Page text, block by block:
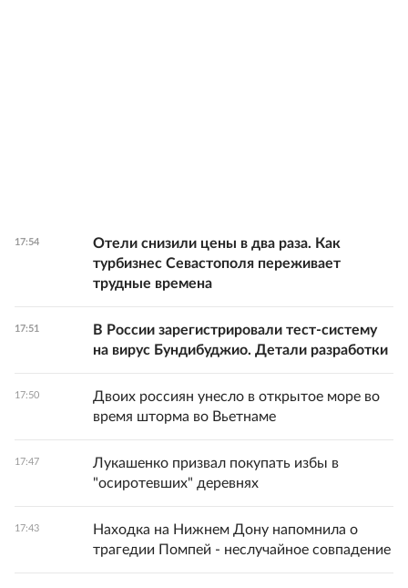
17:54
Отели снизили цены в два раза. Как
турбизнес Севастополя переживает
трудные времена
17:51
В России зарегистрировали тест-систему
на вирус Бундибуджио. Детали разработки
17:50
Двоих россиян унесло в открытое море во
время шторма во Вьетнаме
17:47
Лукашенко призвал покупать избы в
"осиротевших" деревнях
17:43
Находка на Нижнем Дону напомнила о
трагедии Помпей - неслучайное совпадение